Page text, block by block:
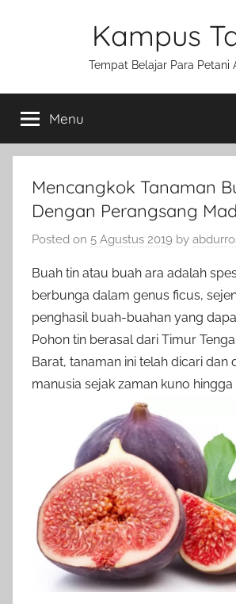
Kampus
Tempat Belajar Para Petani
Menu
Mencangkok Tanaman
Dengan Perangsang
Posted on 5 Agustus 2019 by
Buah tin atau buah ara adalah
berbunga dalam genus ficus,
penghasil buah-buahan yang
Pohon tin berasal dari Timur
Barat, tanaman ini telah dicari dan
manusia sejak zaman kuno hingga